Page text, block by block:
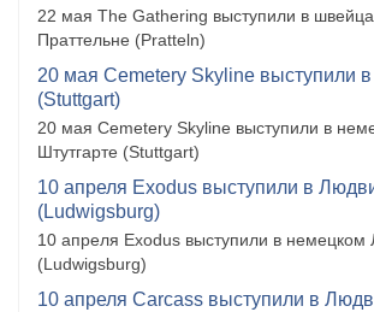
22 мая The Gathering выступили в
Праттельне (Pratteln)
20 мая Cemetery Skyline выступили в
(Stuttgart)
20 мая Cemetery Skyline выступили в
Штутгарте (Stuttgart)
10 апреля Exodus выступили в
(Ludwigsburg)
10 апреля Exodus выступили в немецком
(Ludwigsburg)
10 апреля Carcass выступили в